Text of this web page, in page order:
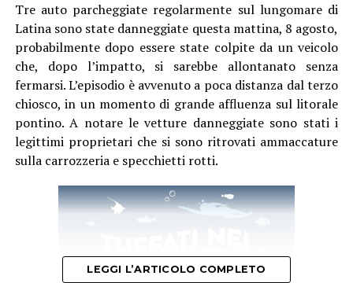
Tre auto parcheggiate regolarmente sul lungomare di
Latina sono state danneggiate questa mattina, 8 agosto,
probabilmente dopo essere state colpite da un veicolo
che, dopo l’impatto, si sarebbe allontanato senza
fermarsi. L’episodio è avvenuto a poca distanza dal terzo
chiosco, in un momento di grande affluenza sul litorale
pontino. A notare le vetture danneggiate sono stati i
legittimi proprietari che si sono ritrovati ammaccature
sulla carrozzeria e specchietti rotti.
LEGGI L’ARTICOLO COMPLETO